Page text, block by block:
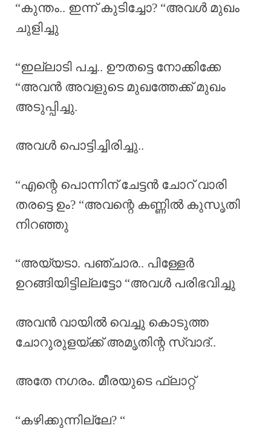
“കുന്തം.. ഇന്ന് കുടിച്ചോ? “അവൾ മുഖം
ചുളിച്ചു
“ഇല്ലാടി പച്ച.. ഊതട്ടെ നോക്കിക്കേ
“അവൻ അവളുടെ മുഖത്തേക്ക് മുഖം
അടുപ്പിച്ചു.
അവൾ പൊട്ടിച്ചിരിച്ചു..
“എന്റെ പൊന്നിന് ചേട്ടൻ ചോറ് വാരി
തരട്ടെ ഉം? “അവന്റെ കണ്ണിൽ കുസൃതി
നിറഞ്ഞു
“അയ്യടാ. പഞ്ചാര.. പിള്ളേർ
ഉറങ്ങിയിട്ടില്ലട്ടോ “അവൾ പരിഭവിച്ചു
അവൻ വായിൽ വെച്ചു കൊടുത്ത
ചോറുരുളയ്ക്ക് അമൃതിന്റ സ്വാദ്..
അതേ നഗരം. മീരയുടെ ഫ്ലാറ്റ്
“കഴിക്കുന്നില്ലേ? “